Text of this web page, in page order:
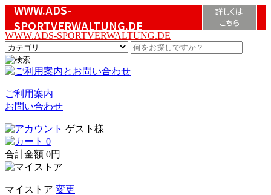
WWW.ADS-
SPORTVERWALTUNG.DE
詳しくは
こちら
WWW.ADS-SPORTVERWALTUNG.DE
ご利用案内
お問い合わせ
ゲスト様
0
合計金額 0円
マイストア 変更